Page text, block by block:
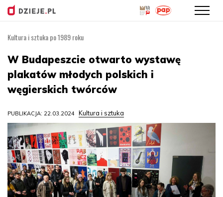
treści
Kultura i sztuka po 1989 roku
W Budapeszcie otwarto wystawę
plakatów młodych polskich i
węgierskich twórców
PUBLIKACJA: 22.03.2024 Kultura i sztuka